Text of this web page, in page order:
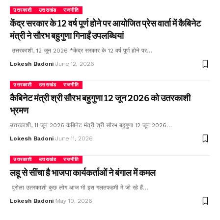
उत्तरकाशी उत्तराखंड राजनीति
केंद्र सरकार के 12 वर्ष पूर्ण होने पर आयोजित प्रेस वार्ता में कैबिनेट
मंत्री ने सौरभ बहुगुणा गिनाईं उपलब्धियां
उत्तरकाशी, 12 जून 2026 *केंद्र सरकार के 12 वर्ष पूर्ण होने पर…
Lokesh Badoni June 12, 2026
उत्तरकाशी उत्तराखंड राजनीति
कैबिनेट मंत्री श्री सौरभ बहुगुणा 12 जून 2026 को उतरकाशी
भ्रमण
उत्तरकाशी, 11 जून 2026 कैबिनेट मंत्री श्री सौरभ बहुगुणा 12 जून 2026…
Lokesh Badoni June 11, 2026
उत्तरकाशी उत्तराखंड राजनीति
लहू से सींचा है भाजपा कार्यकर्ताओं ने बंगाल में कमल
पुरोला उतरकाशी कुछ लोग आज भी इस गलतफहमी में जी रहे हैं…
Lokesh Badoni May 10, 2026